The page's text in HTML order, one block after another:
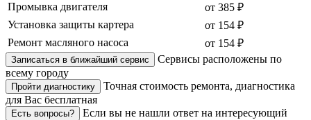
Промывка двигателя
от 385 ₽
Установка защиты картера
от 154 ₽
Ремонт масляного насоса
от 154 ₽
Записаться в ближайший сервис
Сервисы расположены по
всему городу
Пройти диагностику
Точная стоимость ремонта, диагностика
для Вас бесплатная
Есть вопросы?
Если вы не нашли ответ на интересующий